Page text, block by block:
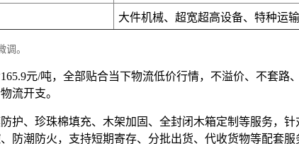
大件机械、超宽超高设备、特种运输
。
元/吨，全部贴合当下物流低价行情，不溢价、不套路
流开支。
护、珍珠棉填充、木架加固、全封闭木箱定制等服务，
防潮防火，支持短期寄存、分批出货、代收货物等配套服